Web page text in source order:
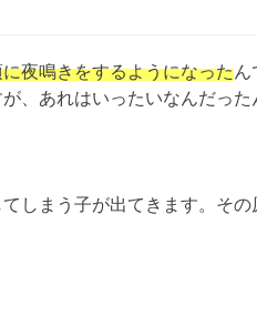
夜鳴きをするようになった
、あれはいったいなんだった
しまう子が出てきます。そ